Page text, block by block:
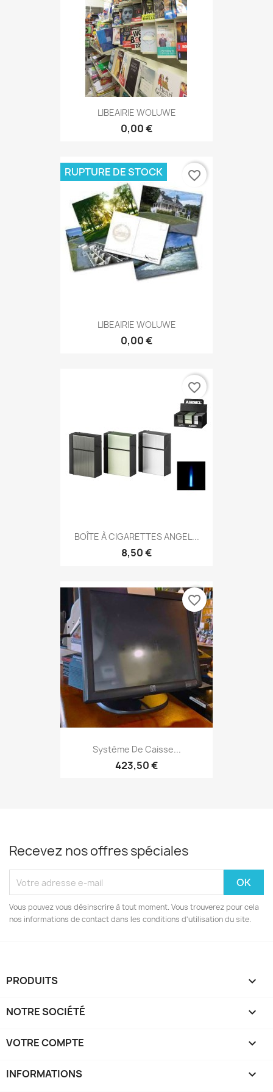
LIBEAIRIE WOLUWE
0,00 €
LIBEAIRIE WOLUWE
0,00 €
RUPTURE DE STOCK favorite_border
BOÎTE À CIGARETTES ANGEL...
8,50 €
favorite_border
Système De Caisse...
423,50 €
favorite_border
Recevez nos offres spéciales
Vous pouvez vous désinscrire à tout moment. Vous trouverez pour cela
nos informations de contact dans les conditions d'utilisation du site.
PRODUITS 
NOTRE SOCIÉTÉ 
VOTRE COMPTE 
INFORMATIONS keyboard_arrow_down